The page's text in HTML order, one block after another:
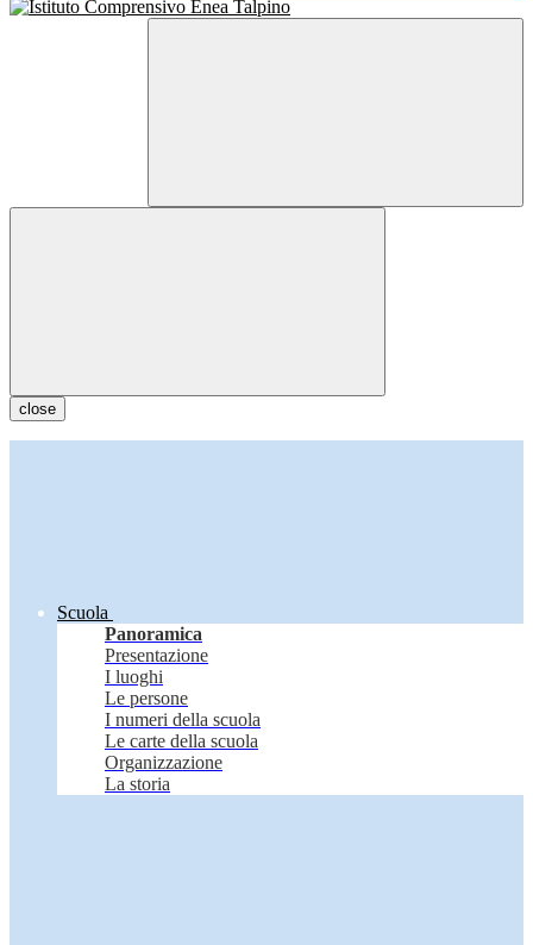
close
Scuola
Panoramica
Presentazione
I luoghi
Le persone
I numeri della scuola
Le carte della scuola
Organizzazione
La storia